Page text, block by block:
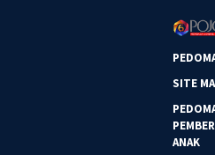
SITE
ANAK